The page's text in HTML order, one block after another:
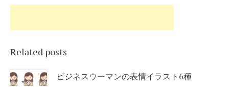
Related posts
ビジネスウーマンの表情イラスト6種